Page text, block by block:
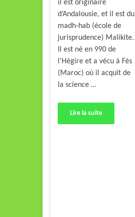
il est originaire
d’Andalousie, et il est du
madh-hab (école de
jurisprudence) Malikite.
Il est né en 990 de
l’Hégire et a vécu à Fès
(Maroc) où il acquit de
la science …
Lire la suite